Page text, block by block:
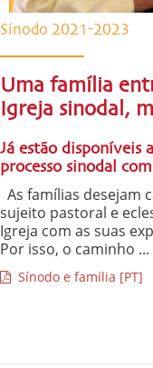
Sínodo 2021-2023
Uma família
Igreja sinodal,
Já estão disponíveis
processo sinodal
As famílias desejam
sujeito pastoral e
Igreja com as suas
Por isso, o caminho ...
Sínodo e família [PT]